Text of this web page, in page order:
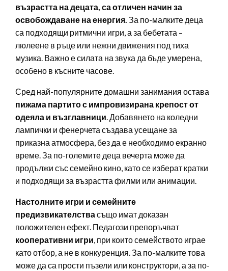
възрастта на децата, са отличен начин за
освобождаване на енергия. За по-малките деца
са подходящи ритмични игри, а за бебетата –
люлеене в ръце или нежни движения под тиха
музика. Важно е силата на звука да бъде умерена,
особено в късните часове.
Сред най-популярните домашни занимания остава
пижама партитос импровизирана крепост от
одеяла и възглавници. Добавянето на коледни
лампички и фенерчета създава усещане за
приказна атмосфера, без да е необходимо екранно
време. За по-големите деца вечерта може да
продължи със семейно кино, като се изберат кратки
и подходящи за възрастта филми или анимации.
Настолните игри и семейните
предизвикателствасъщо имат доказан
положителен ефект. Педагози препоръчват
кооперативни игри, при които семейството играе
като отбор, а не в конкуренция. За по-малките това
може да са прости пъзели или конструктори, а за по-